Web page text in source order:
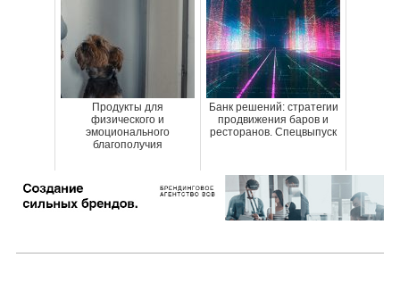
Продукты для
физического и
эмоционального
благополучия
Банк решений: стратегии
продвижения баров и
ресторанов. Спецвыпуск